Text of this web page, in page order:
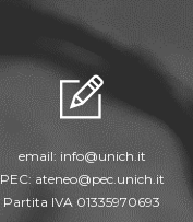
email: info@unich.it
PEC:ateneo@pec.unich.it
Partita IVA 01335970693